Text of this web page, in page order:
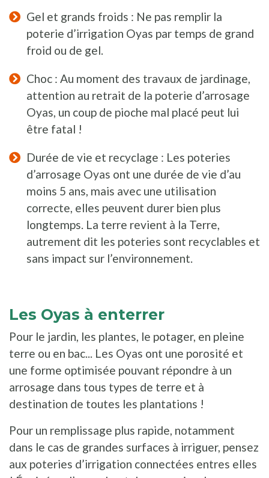
Gel et grands froids : Ne pas remplir la
poterie d’irrigation Oyas par temps de grand
froid ou de gel.
Choc : Au moment des travaux de jardinage,
attention au retrait de la poterie d’arrosage
Oyas, un coup de pioche mal placé peut lui
être fatal !
Durée de vie et recyclage : Les poteries
d’arrosage Oyas ont une durée de vie d’au
moins 5 ans, mais avec une utilisation
correcte, elles peuvent durer bien plus
longtemps. La terre revient à la Terre,
autrement dit les poteries sont recyclables et
sans impact sur l’environnement.
Les Oyas à enterrer
Pour le jardin, les plantes, le potager, en pleine
terre ou en bac... Les Oyas ont une porosité et
une forme optimisée pouvant répondre à un
arrosage dans tous types de terre et à
destination de toutes les plantations !
Pour un remplissage plus rapide, notamment
dans le cas de grandes surfaces à irriguer, pensez
aux poteries d’irrigation connectées entres elles